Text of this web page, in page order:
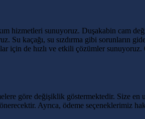
hizmetleri sunuyoruz. Duşakabin cam
Su kaçağı, su sızdırma gibi sorunların
için de hızlı ve etkili çözümler
göre değişiklik göstermektedir.
Ayrıca, ödeme